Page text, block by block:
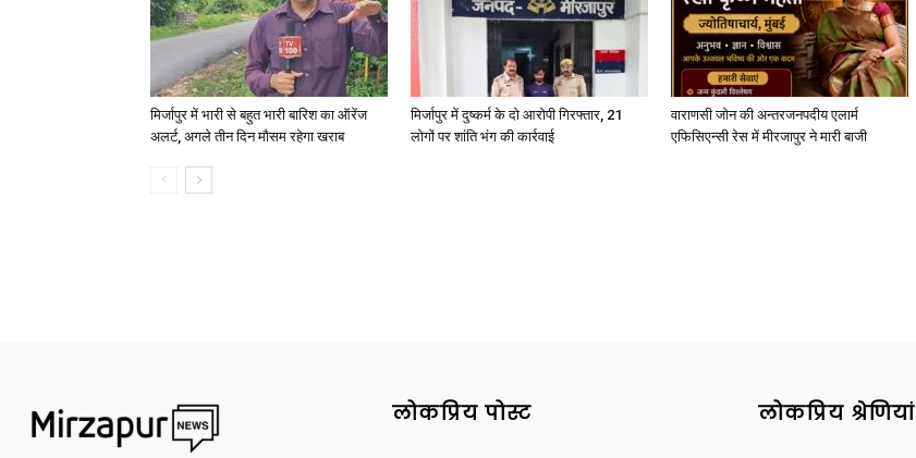
News
मिर्जापुर में भारी से बहुत भारी बारिश का ऑरेंज
अलर्ट, अगले तीन दिन मौसम रहेगा खराब
मिर्जापुर में दुष्कर्म के दो आरोपी गिरफ्तार, 21
लोगों पर शांति भंग की कार्रवाई
वाराणसी जोन की अन्तरजनपदीय एलार्म
एफिसिएन्सी रेस में मीरजापुर ने मारी बाजी
लोकप्रिय पोस्ट लोकप्रिय श्रेणियां